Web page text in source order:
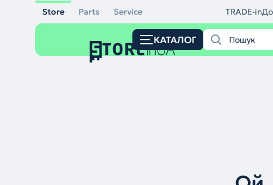
Store Parts Service TRADE-in
КАТАЛОГ